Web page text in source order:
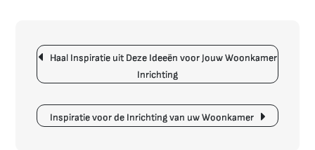
Professionele
Woon-
en
Berichtnavigatie
Haal Inspiratie uit Deze Ideeën voor Jouw Woonkamer
Inrichting
Inspiratie voor de Inrichting van uw Woonkamer